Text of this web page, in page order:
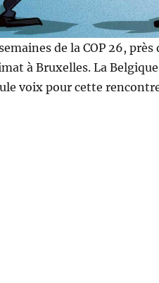
de la COP 26,
à Bruxelles. La
voix pour cette